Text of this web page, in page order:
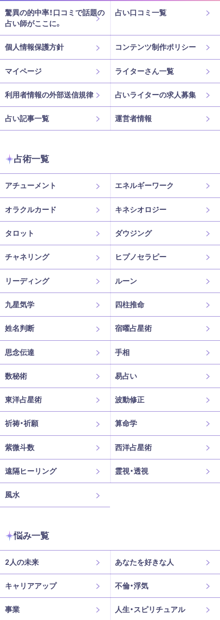
驚異の的中率！口コミで話題の
占い師がここに。
占い口コミ一覧
個人情報保護方針 コンテンツ制作ポリシー
マイページ ライターさん一覧
利用者情報の外部送信規律 占いライターの求人募集
占い記事一覧 運営者情報
占術一覧
アチューメント エネルギーワーク
オラクルカード キネシオロジー
タロット ダウジング
チャネリング ヒプノセラピー
リーディング ルーン
九星気学 四柱推命
姓名判断 宿曜占星術
思念伝達 手相
数秘術 易占い
東洋占星術 波動修正
祈祷・祈願 算命学
紫微斗数 西洋占星術
遠隔ヒーリング 霊視・透視
風水
悩み一覧
2人の未来 あなたを好きな人
キャリアアップ 不倫・浮気
事業 人生・スピリチュアル